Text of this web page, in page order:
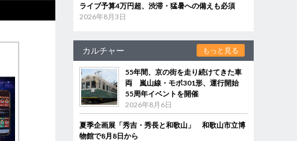
ライブ予算4万円超、渋滞・猛暑への備えも必須
2026年8月3日
カルチャー もっと見る
55年間、京の街を走り続けてきた車
両 嵐山線・モボ301形、運行開始
55周年イベントを開催
2026年8月6日
夏季企画展「秀吉・秀長と和歌山」 和歌山市立博
物館で8月8日から